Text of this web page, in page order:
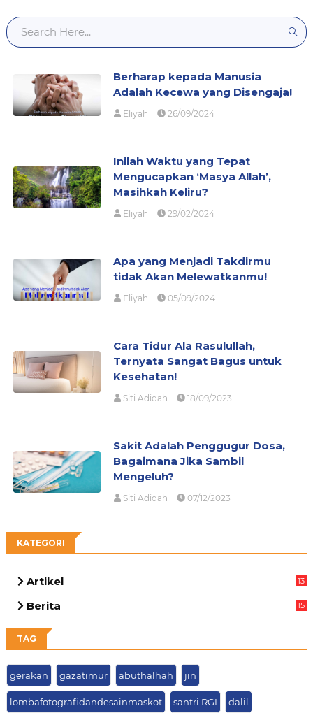
Berharap kepada Manusia
Adalah Kecewa yang Disengaja!
Eliyah 26/09/2024
Inilah Waktu yang Tepat
Mengucapkan ‘Masya Allah’,
Masihkah Keliru?
Eliyah 29/02/2024
Apa yang Menjadi Takdirmu
tidak Akan Melewatkanmu!
Eliyah 05/09/2024
Cara Tidur Ala Rasulullah,
Ternyata Sangat Bagus untuk
Kesehatan!
Siti Adidah 18/09/2023
Sakit Adalah Penggugur Dosa,
Bagaimana Jika Sambil
Mengeluh?
Siti Adidah 07/12/2023
KATEGORI
Artikel
13
Berita
15
TAG
gerakan gazatimur abuthalhah jin
lombafotografidandesainmaskot santri RGI dalil